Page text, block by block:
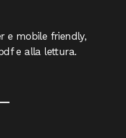
e mobile friendly,
e alla lettura.